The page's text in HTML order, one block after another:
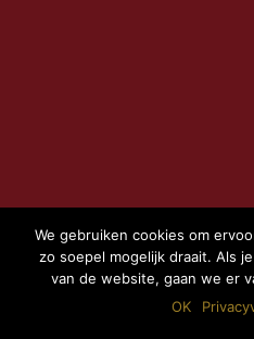
We gebruiken cookies om
zo soepel mogelijk draait. Als
van de website, gaan we er
OK